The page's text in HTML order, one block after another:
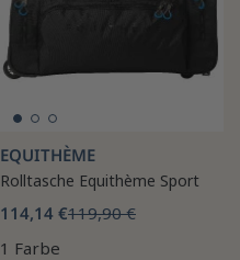
EQUITHÈME
Rolltasche Equithème Sport
114,14 €119,90 €
1 Farbe